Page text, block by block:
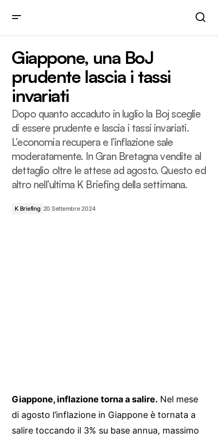
Giappone, una BoJ
prudente lascia i tassi
invariati
Dopo quanto accaduto in luglio la Boj sceglie
di essere prudente e lascia i tassi invariati.
L’economia recupera e l’inflazione sale
moderatamente. In Gran Bretagna vendite al
dettaglio oltre le attese ad agosto. Questo ed
altro nell’ultima K Briefing della settimana.
K Briefing 20 Settembre 2024
Giappone, inflazione torna a salire. Nel mese
di agosto l’inflazione in Giappone è tornata a
salire toccando il 3% su base annua, massimo